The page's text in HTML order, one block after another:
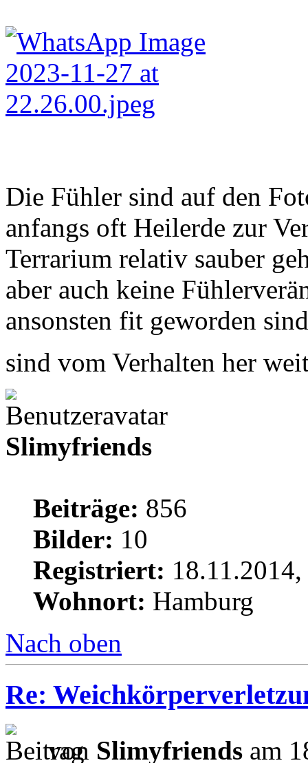
Die Fühler sind auf den
anfangs oft Heilerde zur
Terrarium relativ sauber
aber auch keine
ansonsten fit geworden
sind vom Verhalten her
Slimyfriends
Beiträge: 856
Bilder: 10
Registriert:
Wohnort: Hamburg
Nach oben
Re:
von Slimyfriends am